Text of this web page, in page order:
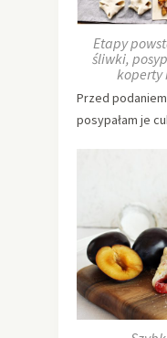
Etapy
śliwki,
koperty
Przed
posypałam je